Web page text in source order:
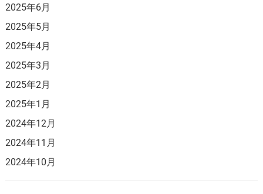
2025年6月
2025年5月
2025年4月
2025年3月
2025年2月
2025年1月
2024年12月
2024年11月
2024年10月